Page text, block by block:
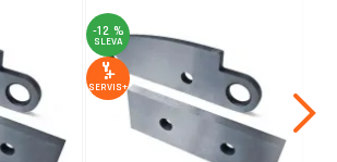
-12 %
SLEVA
SERVIS+